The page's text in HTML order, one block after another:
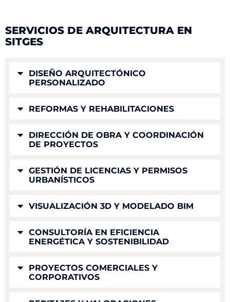
SERVICIOS DE ARQUITECTURA EN
SITGES
DISEÑO ARQUITECTÓNICO
PERSONALIZADO
REFORMAS Y REHABILITACIONES
DIRECCIÓN DE OBRA Y COORDINACIÓN
DE PROYECTOS
GESTIÓN DE LICENCIAS Y PERMISOS
URBANÍSTICOS
VISUALIZACIÓN 3D Y MODELADO BIM
CONSULTORÍA EN EFICIENCIA
ENERGÉTICA Y SOSTENIBILIDAD
PROYECTOS COMERCIALES Y
CORPORATIVOS